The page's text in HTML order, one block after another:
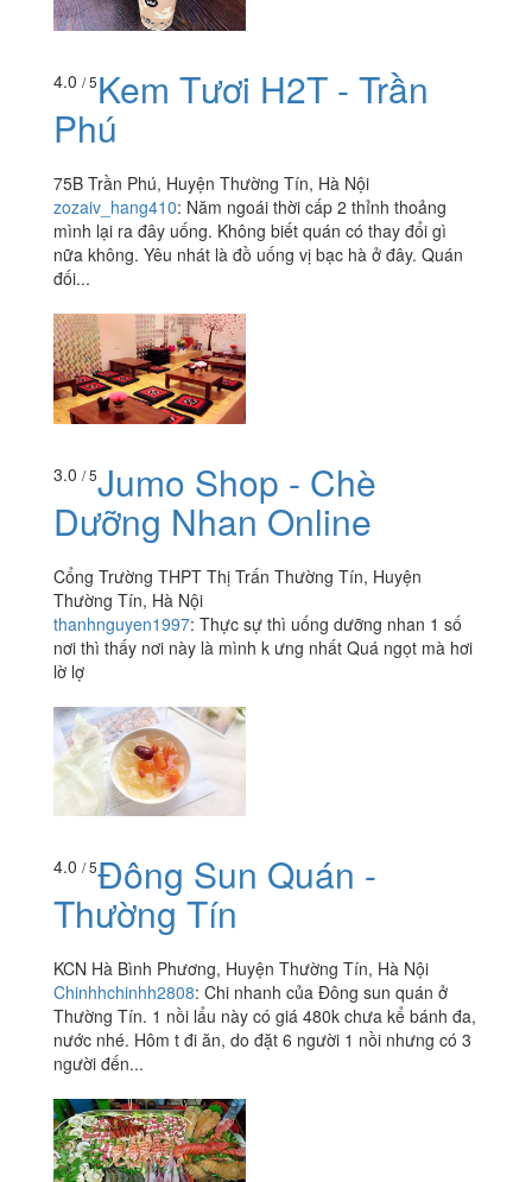
4.0 / 5Kem Tươi H2T - Trần
Phú
75B Trần Phú, Huyện Thường Tín, Hà Nội
zozaiv_hang410: Năm ngoái thời cấp 2 thỉnh thoảng
mình lại ra đây uống. Không biết quán có thay đổi gì
nữa không. Yêu nhát là đồ uống vị bạc hà ở đây. Quán
đối...
3.0 / 5Jumo Shop - Chè
Dưỡng Nhan Online
Cổng Trường THPT Thị Trấn Thường Tín, Huyện
Thường Tín, Hà Nội
thanhnguyen1997: Thực sự thì uống dưỡng nhan 1 số
nơi thì thấy nơi này là mình k ưng nhất Quá ngọt mà hơi
lờ lợ
4.0 / 5Đông Sun Quán -
Thường Tín
KCN Hà Bình Phương, Huyện Thường Tín, Hà Nội
Chinhhchinhh2808: Chi nhanh của Đông sun quán ở
Thường Tín. 1 nồi lẩu này có giá 480k chưa kể bánh đa,
nước nhé. Hôm t đi ăn, do đặt 6 người 1 nồi nhưng có 3
người đến...